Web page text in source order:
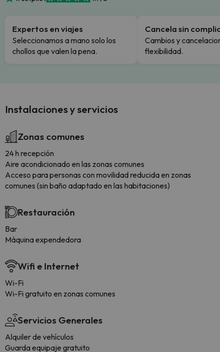
Expertos en viajes
Seleccionamos a mano solo los
chollos que valen la pena.
Cancela sin
Cambios y
flexibilidad.
Instalaciones y servicios
Zonas comunes
24 h recepción
Aire acondicionado en las zonas comunes
Acceso para personas con movilidad reducida en zonas
comunes (sin baño adaptado en las habitaciones)
Restauración
Bar
Máquina expendedora
Wifi e Internet
Wi-Fi
Wi-Fi gratuito en zonas comunes
Servicios Generales
Alquiler de vehículos
Guarda equipaje gratuito